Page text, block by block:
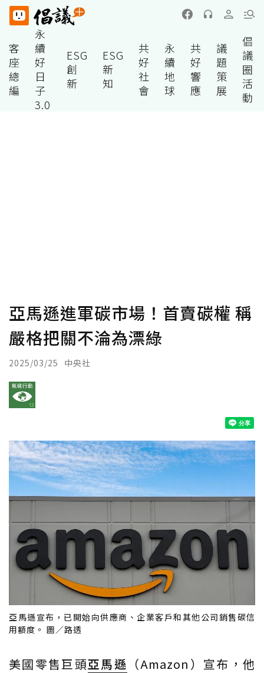
客
座
總
編
永
續
好
日
子
3.0
ESG
創
新
ESG
新
知
共
好
社
會
永
續
地
球
共
好
響
應
議
題
策
展
倡
議
圈
活
動
亞馬遜進軍碳市場！首賣碳權 稱
嚴格把關不淪為漂綠
2025/03/25 中央社
亞馬遜宣布，已開始向供應商、企業客戶和其他公司銷售碳信
用額度。 圖／路透
美國零售巨頭亞馬遜 （Amazon）宣布，他